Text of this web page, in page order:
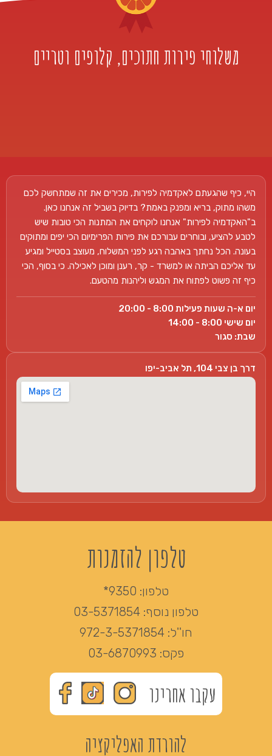
משלוחי פירות חתוכים, קלופים וטריים
היי, כיף שהגעתם לאקדמיה לפירות, מכירים את זה שמתחשק לכם
משהו מתוק, בריא ומפנק באמת? בדיוק בשביל זה אנחנו כאן.
ב"האקדמיה לפירות" אנחנו לוקחים את המתנות הכי טובות שיש
לטבע להציע, ובוחרים עבורכם את פירות הפרימיום הכי יפים ומתוקים
בעונה. הכל נחתך באהבה רגע לפני המשלוח, מעוצב בסטייל ומגיע
עד אליכם הביתה או למשרד - קר, רענן ומוכן לאכילה. כי בסוף, הכי
כיף זה פשוט לפתוח את המגש וליהנות מהטעם.
יום א-ה שעות פעילות 8:00 - 20:00
יום שישי 8:00 - 14:00
שבת: סגור
דרך בן צבי 104, תל אביב-יפו
טלפון להזמנות
טלפון: 9350*
טלפון נוסף: 03-5371854
חו''ל: 972-3-5371854
פקס: 03-6870993
עקבו אחרינו
להורדת האפליקציה